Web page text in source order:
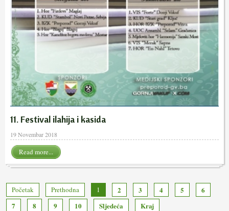
11. Festival ilahija i kasida
19 Novembar 2018
Read more...
Početak Prethodna 1 2 3 4 5
6
7
8 9 10 Sljedeća Kraj